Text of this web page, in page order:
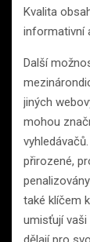
Kvalita
informativní
Další
jiných
mohou
přirozené,
také klíčem
umisťují vaši